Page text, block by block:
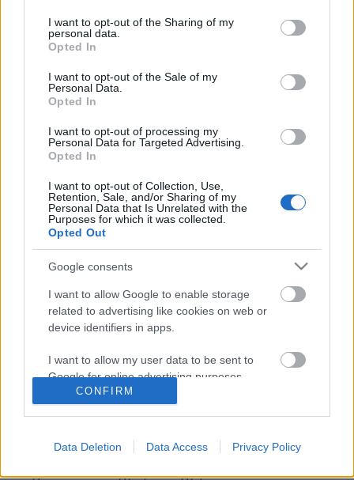
not limited to your visit or usage behaviour. You may click to
grant or deny consent to Google and its third-party tags to
use your data for below specified purposes in below Google
consent section.
I want to opt-out of the Sharing of my
personal data.
Opted In
I want to opt-out of the Sale of my
Personal Data.
Opted In
I want to opt-out of processing my
Personal Data for Targeted Advertising.
Opted In
I want to opt-out of Collection, Use,
Retention, Sale, and/or Sharing of my
Personal Data that Is Unrelated with the
Purposes for which it was collected.
Opted Out
Google consents
I want to allow Google to enable storage
related to advertising like cookies on web or
device identifiers in apps.
I want to allow my user data to be sent to
Google for online advertising purposes.
I want to allow Google to send me
related to analytics like cookies on web or
CONFIRM
Data Deletion Data Access Privacy Policy
elolvassa az alábbi bejegyzésem, ő is képbe kerül
ám!!! Dobogóra került egy felnőttfilmes sztori, igaz,
csupán a…
DÖNTÖTT!!! - Nem pornózik tovább
az 'X-Faktor' egykori énekese...
építészke•2011. június 26.
Kajtár Bernadettről már volt egy blog-bejegyzésem...
Ő volt az, aki az 'X-Faktor'-beli szereplése után úgy
döntött, hogy a zenei ipar egyik elég speciális
szegmensét, az oboázást próbálja művészi szintre
fejleszteni, így született meg Magyarország legújabb
ŐRÜLET!!! - Kiesése után pornózni
támadt kedve az 'X-Faktor' egyik
jelentkezőjének...
2011. május 18.
Mit csinál egy fiatal lány, ha nem jut tovább az 'X-
Faktor' selejtezőjéből??? Elmegy
dolgozni??? Dehogyis, elmegy pornózni... Ezt tette